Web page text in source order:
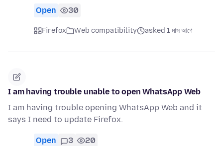
Open 30
Firefox Web compatibility asked 1 মাস আগে
I am having trouble unable to open WhatsApp Web
I am having trouble opening WhatsApp Web and it
says I need to update Firefox.
Open 3 20